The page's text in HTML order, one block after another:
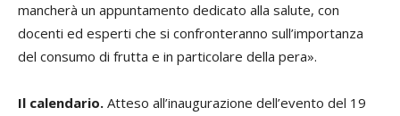
mancherà un appuntamento dedicato alla salute, con
docenti ed esperti che si confronteranno sull’importanza
del consumo di frutta e in particolare della pera».
Il calendario. Atteso all’inaugurazione dell’evento del 19